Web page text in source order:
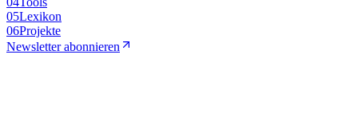
05Lexikon
06Projekte
Newsletter abonnieren